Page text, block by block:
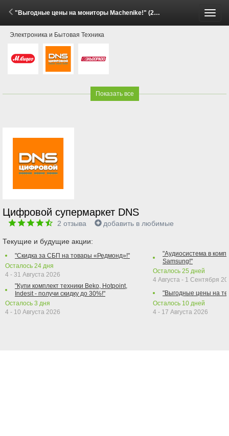
"Выгодные цены на мониторы Machenike!" (29 Мая - 11 Июня 2026)
Электроника и Бытовая Техника
Показать все
Цифровой супермаркет DNS
2 отзыва добавить в любимые
Текущие и будущие акции:
"Скидка за СБП на товары «Редмонд»!"
Осталось 24 дня
4 - 31 Августа 2026
"Купи комплект техники Beko, Hotpoint,
Indesit - получи скидку до 30%!"
Осталось 3 дня
4 - 10 Августа 2026
"Аудиосистема в
Samsung!"
Осталось 25 дней
4 Августа - 1 Сентября
"Выгодные цены на
Осталось 10 дней
4 - 17 Августа 2026